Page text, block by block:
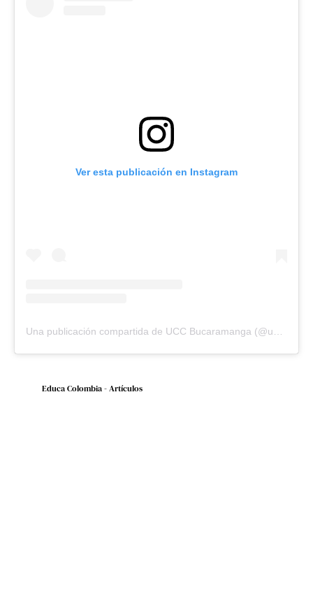
Ver esta publicación en Instagram
Educa Colombia - Artículos